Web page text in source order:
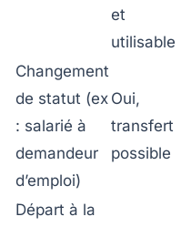
et
utilisable
Changement
de statut (ex
: salarié à
demandeur
d’emploi)
Oui,
transfert
possible
Départ à la